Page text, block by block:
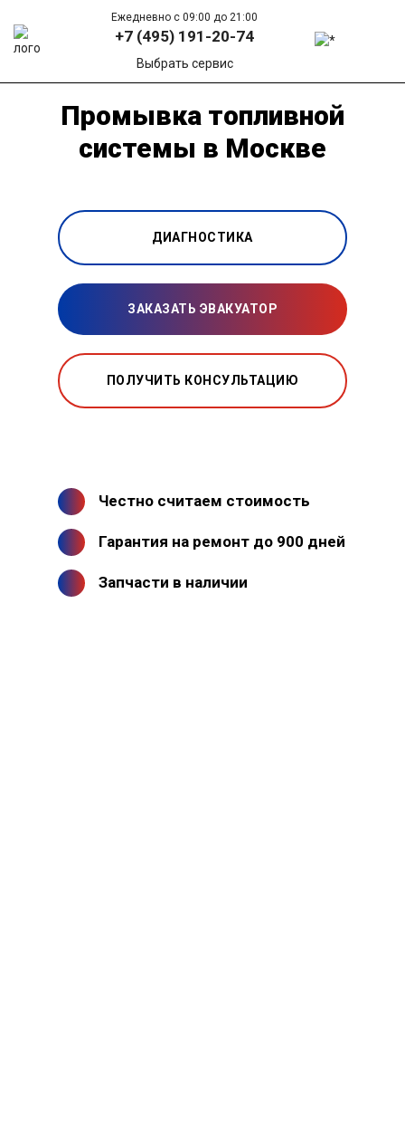
Ежедневно с 09:00 до 21:00
+7 (495) 191-20-74
Выбрать сервис
Промывка топливной
системы в Москве
ДИАГНОСТИКА
ЗАКАЗАТЬ ЭВАКУАТОР
ПОЛУЧИТЬ КОНСУЛЬТАЦИЮ
Честно считаем стоимость
Гарантия на ремонт до 900 дней
Запчасти в наличии